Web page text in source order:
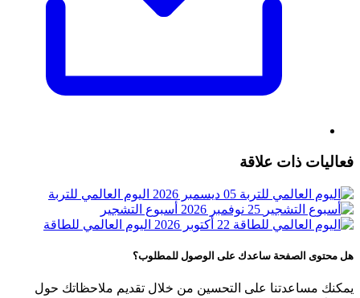
فعاليات ذات علاقة
05 ديسمبر 2026
اليوم العالمي للتربة
25 نوفمبر 2026
أسبوع التشجير
22 أكتوبر 2026
اليوم العالمي للطاقة
هل محتوى الصفحة ساعدك على الوصول للمطلوب؟
يمكنك مساعدتنا على التحسين من خلال تقديم ملاحظاتك حول